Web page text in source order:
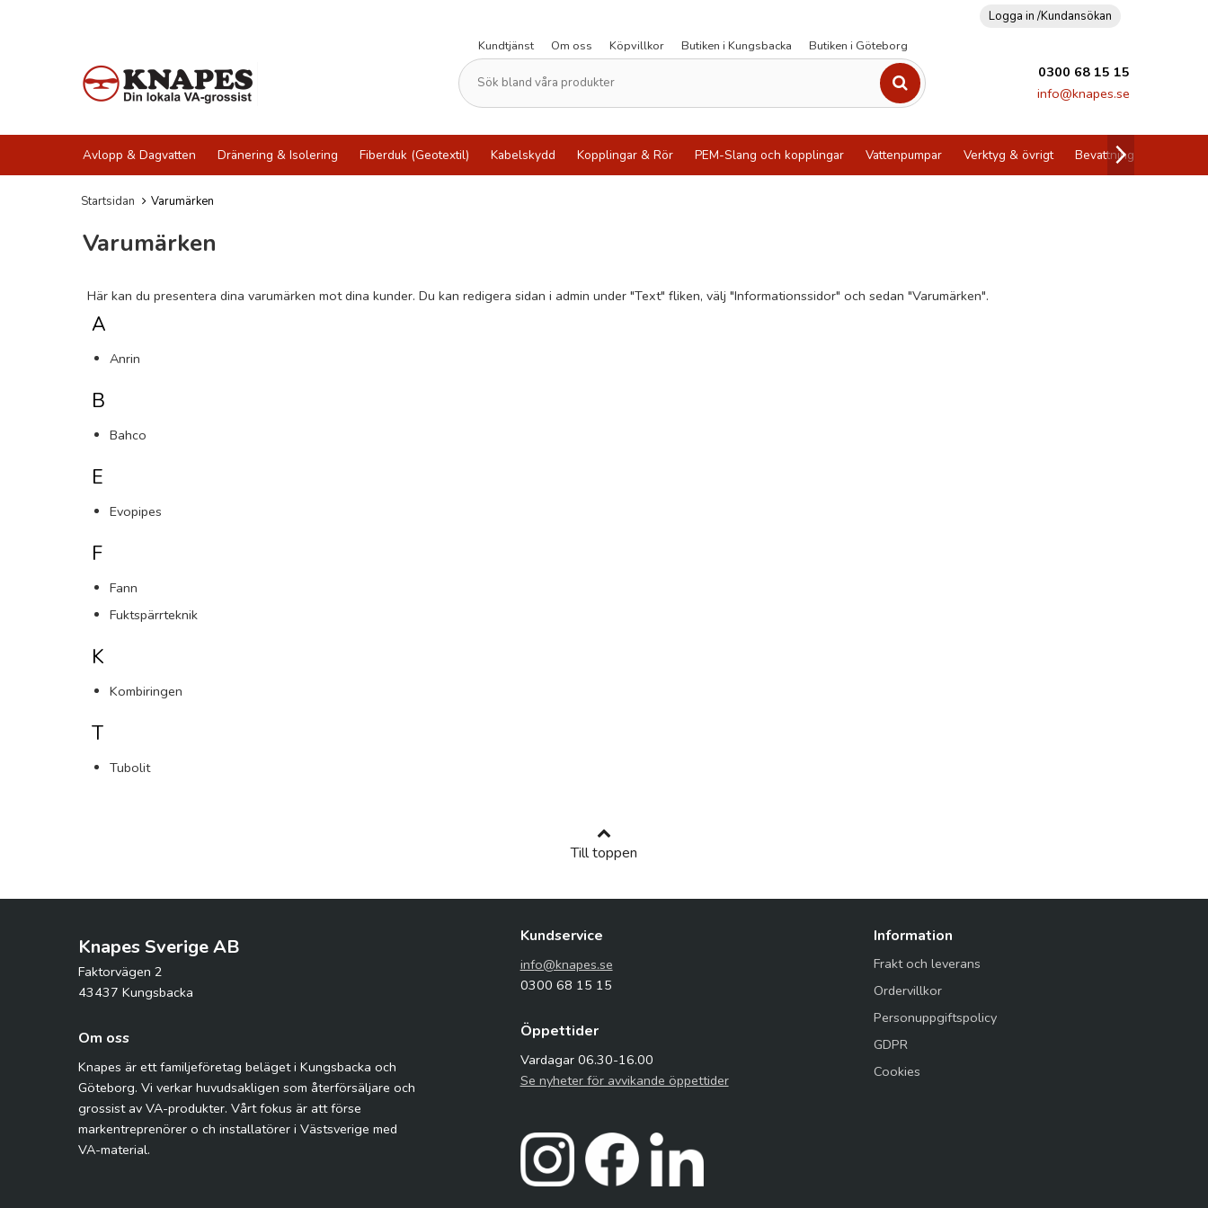
Logga in /Kundansökan
Kundtjänst
Om oss Köpvillkor Butiken i Kungsbacka Butiken i Göteborg
0300 68 15 15
info@knapes.se
Avlopp & Dagvatten Dränering & Isolering Fiberduk (Geotextil) Kabelskydd Kopplingar & Rör PEM-Slang och kopplingar Vattenpumpar Verktyg & övrigt Bevattning
Startsidan Varumärken
Varumärken
Här kan du presentera dina varumärken mot dina kunder. Du kan redigera sidan i admin under "Text" fliken, välj "Informationssidor" och sedan "Varumärken".
A
Anrin
B
Bahco
E
Evopipes
F
Fann
Fuktspärrteknik
K
Kombiringen
T
Tubolit
Till toppen
Knapes Sverige AB
Faktorvägen 2
43437 Kungsbacka
Om oss
Knapes är ett familjeföretag beläget i Kungsbacka och
Göteborg. Vi verkar huvudsakligen som återförsäljare och
grossist av VA-produkter. Vårt fokus är att förse
markentreprenörer o ch installatörer i Västsverige med
VA-material.
Kundservice
info@knapes.se
0300 68 15 15
Öppettider
Vardagar 06.30-16.00
Se nyheter för avvikande öppettider
Information
Frakt och leverans
Ordervillkor
Personuppgiftspolicy
GDPR
Cookies